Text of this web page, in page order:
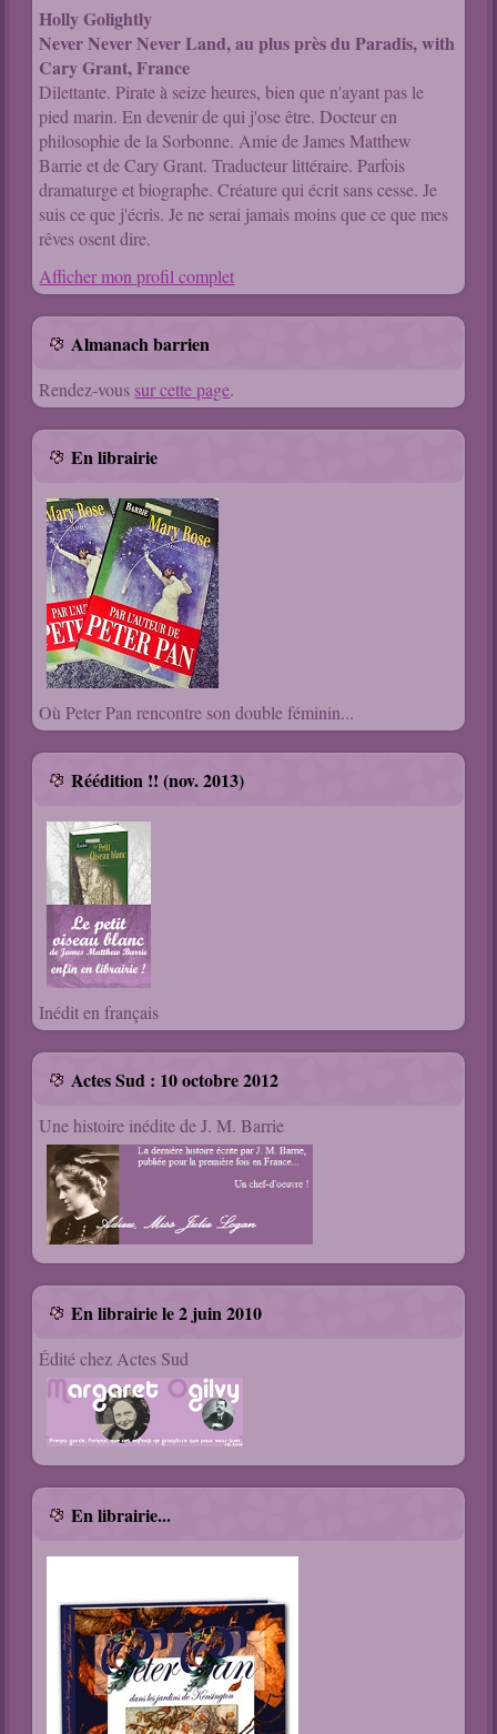
Holly Golightly
Never Never Never Land, au plus près du Paradis, with
Cary Grant, France
Dilettante. Pirate à seize heures, bien que n'ayant pas le
pied marin. En devenir de qui j'ose être. Docteur en
philosophie de la Sorbonne. Amie de James Matthew
Barrie et de Cary Grant. Traducteur littéraire. Parfois
dramaturge et biographe. Créature qui écrit sans cesse. Je
suis ce que j'écris. Je ne serai jamais moins que ce que mes
rêves osent dire.
Afficher mon profil complet
Almanach barrien
Rendez-vous sur cette page.
En librairie
Où Peter Pan rencontre son double féminin...
Réédition !! (nov. 2013)
Inédit en français
Actes Sud : 10 octobre 2012
Une histoire inédite de J. M. Barrie
En librairie le 2 juin 2010
Édité chez Actes Sud
En librairie...